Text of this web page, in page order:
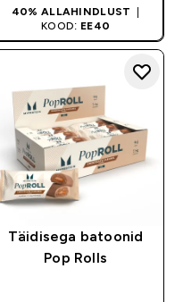
40% ALLAHINDLUST
|
KOOD: EE40
Täidisega batoonid
Pop Rolls